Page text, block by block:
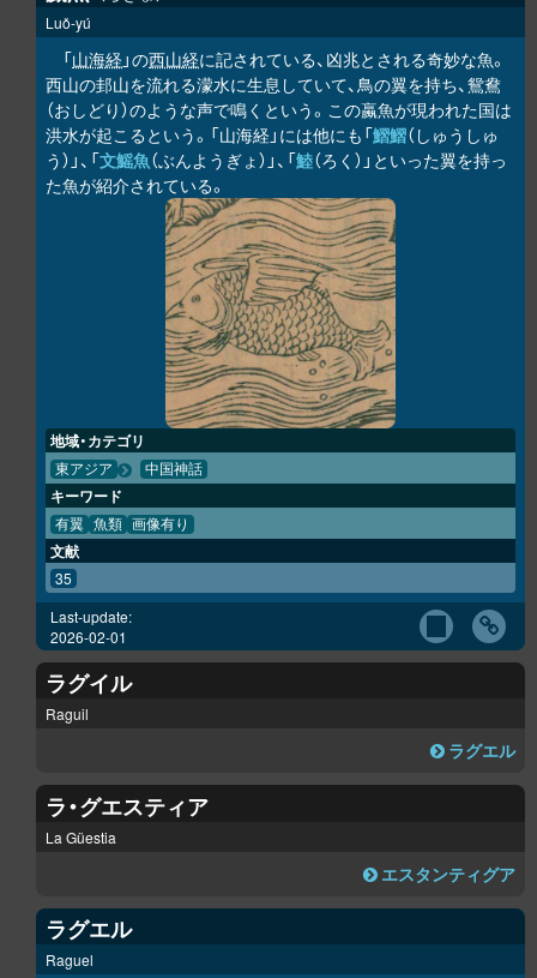
Luǒ-yú
「山海経 」の西山経に記されている、凶兆とされる奇妙な魚。
西山の邽山を流れる濛水に生息していて、鳥の翼を持ち、鴛鴦
（おしどり）のような声で鳴くという。この蠃魚が現われた国は
洪水が起こるという。「山海経」には他にも「鰼鰼（しゅうしゅ
う）」、「文鰩魚（ぶんようぎょ）」、「鯥（ろく）」といった翼を持っ
た魚が紹介されている。
地域・カテゴリ
東アジア 中国神話
キーワード
有翼 魚類 画像有り
文献
35
Last-update:
2026-02-01
ラグイル
Raguil
ラグエル
ラ・グエスティア
La Güestia
エスタンティグア
ラグエル
Raguel